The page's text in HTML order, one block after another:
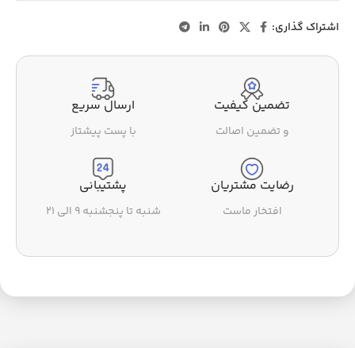
اشتراک گذاری:
تضمین کیفیت
و تضمین اصالت
ارسال سریع
با پست پیشتاز
رضایت مشتریان
افتخار ماست
پشتیبانی
شنبه تا پنجشنبه ۹ الی ۲۱